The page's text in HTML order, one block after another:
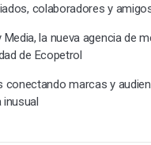
colaboradores y
Media, la nueva agencia de
de Ecopetrol
conectando marcas y
inusual